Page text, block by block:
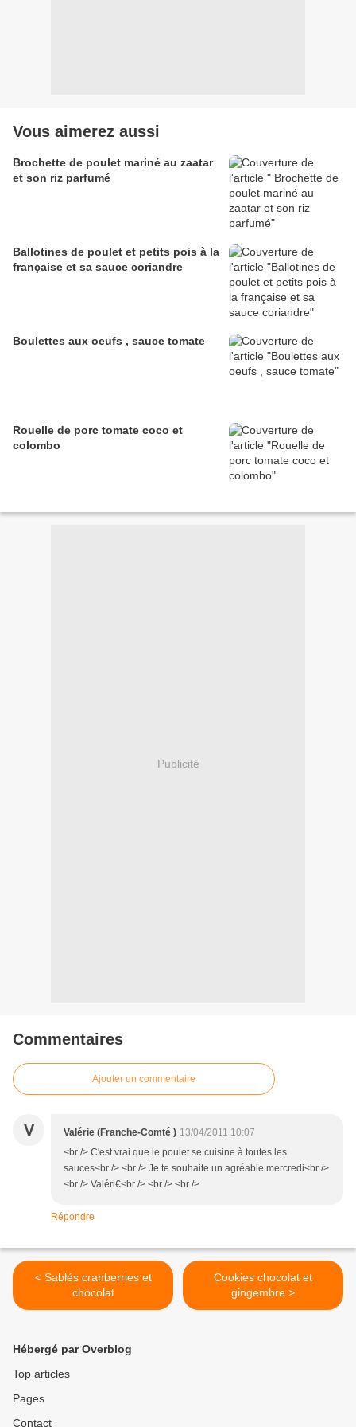
Vous aimerez aussi
Brochette de poulet mariné au zaatar
et son riz parfumé
Ballotines de poulet et petits pois à la
française et sa sauce coriandre
Boulettes aux oeufs , sauce tomate
Rouelle de porc tomate coco et
colombo
Publicité
Commentaires
Ajouter un commentaire
V Valérie (Franche-Comté ) 13/04/2011 10:07
<br /> C'est vrai que le poulet se cuisine à toutes les
sauces<br /> <br /> Je te souhaite un agréable mercredi<br />
<br /> Valéri€<br /> <br /> <br />
Répondre
< Sablés cranberries et
chocolat
Cookies chocolat et
gingembre >
Hébergé par Overblog
Top articles
Pages
Contact